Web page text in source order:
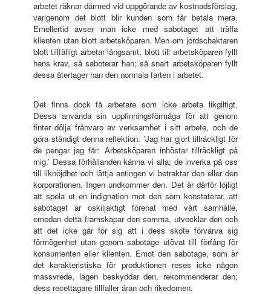
arbetet räknar därmed vid uppgörande av kostnadsförslag,
varigenom det blott blir kunden som får betala mera.
Emellertid avser man icke med sabotaget att träffa
klienten utan blott arbetsköparen. Men om jordschaktaren
blott tillfälligt arbetar långsamt, blott till arbetsköparen fyllt
hans krav, så saboterar han; så snart arbetsköparen fyllt
dessa återtager han den normala farten i arbetet.
Det finns dock få arbetare som icke arbeta likgiltigt.
Dessa använda sin uppfinningsförmåga för att genom
finter dölja frånvaro av verksamhet i sitt arbete, och de
göra ständigt denna reflektion: ’Jag har gjort tillräckligt för
de pengar jag får: Arbetsköparen inhöstar tillräckligt på
mig.’ Dessa förhållanden känna vi alla; de inverka på oss
till liknöjdhet och lättja antingen vi betraktar den eller den
korporationen. Ingen undkommer den. Det är därför löjligt
att spela ut en indignation mot den som konstaterar, att
sabotaget är oskiljaktigt förenat med vårt samhälle,
emedan detta framskapar den samma, utvecklar den och
att det icke går för sig att i dess sköte förvärva sig
förmögenhet utan genom sabotage utövat till förfång för
konsumenten eller klienten. Emot den sabotage, som är
det karakteristiska för produktionen reses icke någon
massvrede, lagen beskyddar den, rekommenderar den;
dess recettagare tillfaller äran och rikedomen.